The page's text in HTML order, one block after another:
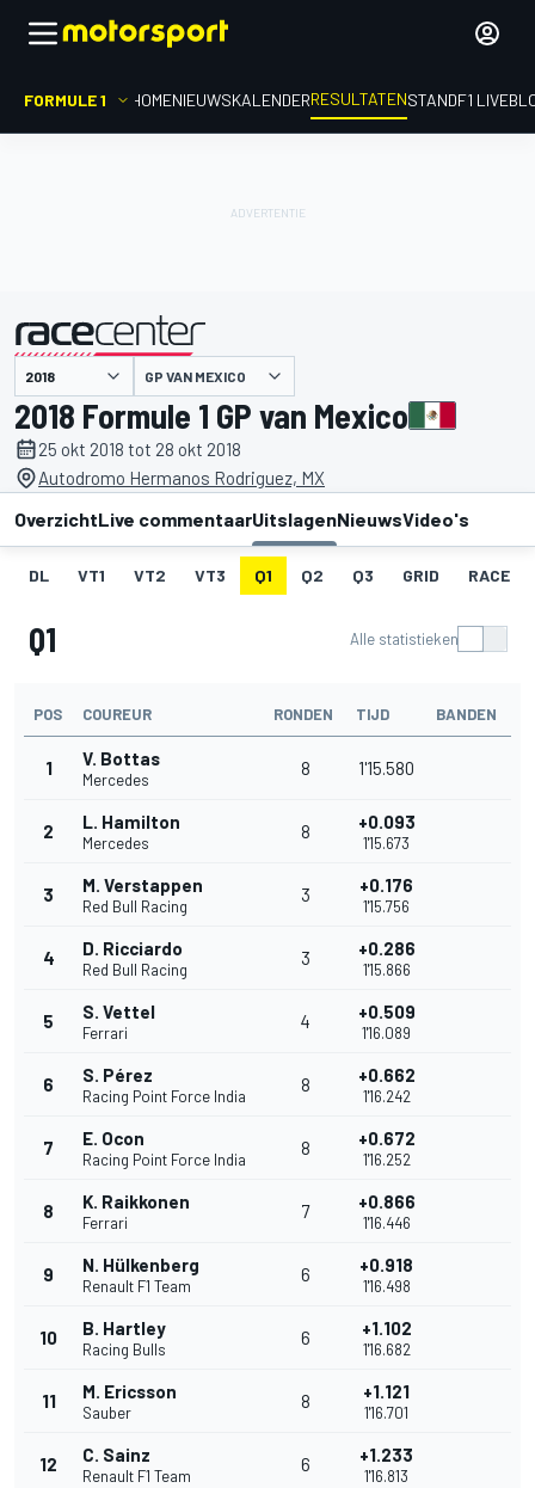
FORMULE 1 HOMENIEUWSKALENDERRESULTATENSTANDF1
gepresenteerd door GP VAN MEXICO
2018 Formule 1 GP van Mexico
25 okt 2018 tot 28 okt 2018
Autodromo Hermanos Rodriguez, MX
OverzichtLive commentaarUitslagenNieuwsVideo's
DL VT1 VT2 VT3 Q1 Q2 Q3 GRID RACE
Q1 Alle statistieken
POS COUREUR RONDEN TIJD BANDEN
1 V. Bottas
Mercedes
8 1'15.580
2 L. Hamilton
Mercedes
8 +0.093
1'15.673
3 M. Verstappen
Red Bull Racing
3 +0.176
1'15.756
4 D. Ricciardo
Red Bull Racing
3 +0.286
1'15.866
5 S. Vettel
Ferrari
4 +0.509
1'16.089
6 S. Pérez
Racing Point Force India
8 +0.662
1'16.242
7 E. Ocon
Racing Point Force India
8 +0.672
1'16.252
8 K. Raikkonen
Ferrari
7 +0.866
1'16.446
9 N. Hülkenberg
Renault F1 Team
6 +0.918
1'16.498
10 B. Hartley
Racing Bulls
6 +1.102
1'16.682
11 M. Ericsson
Sauber
8 +1.121
1'16.701
12 C. Sainz
Renault F1 Team
6 +1.233
1'16.813